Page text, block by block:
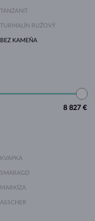
TANZANIT
TURMALÍN RUŽOVÝ
BEZ KAMEŇA
8 827 €
KVAPKA
SMARAGD
MARKÍZA
ASSCHER